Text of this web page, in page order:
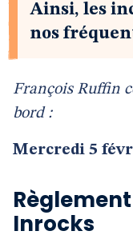
Ainsi, les
nos
François Ruffin
bord :
Mercredi 5
Inrocks